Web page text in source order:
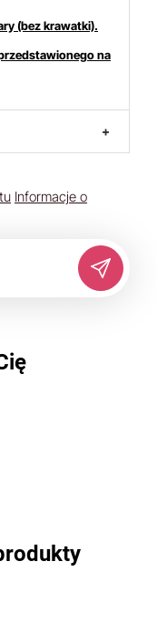
(bez krawatki).
na
+
Informacje o